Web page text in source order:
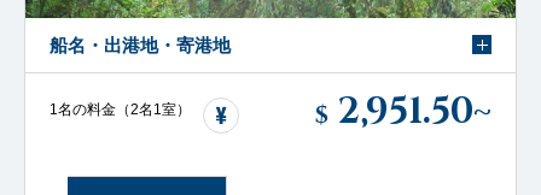
船名・出港地・寄港地
1名の料金（2名1室） $ 2,951.50~